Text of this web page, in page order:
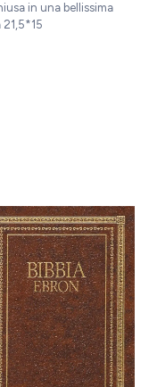
in una bellissima
21,5*15